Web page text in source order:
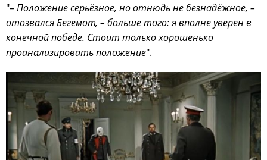
"– Положение серьёзное, но отнюдь не безнадёжное, –
отозвался Бегемот, – больше того: я вполне уверен в
конечной победе. Стоит только хорошенько
проанализировать положение".